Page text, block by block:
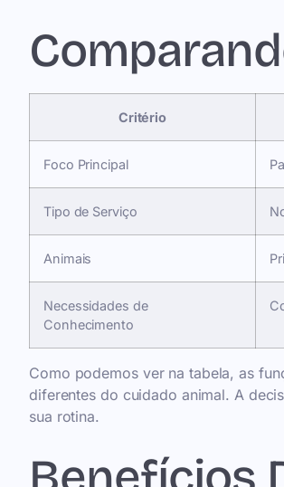
Critério
Foco Principal
Tipo de Serviço
Animais
Necessidades de
Conhecimento
Como podemos ver na tabela, as
diferentes do cuidado animal. A
sua rotina.